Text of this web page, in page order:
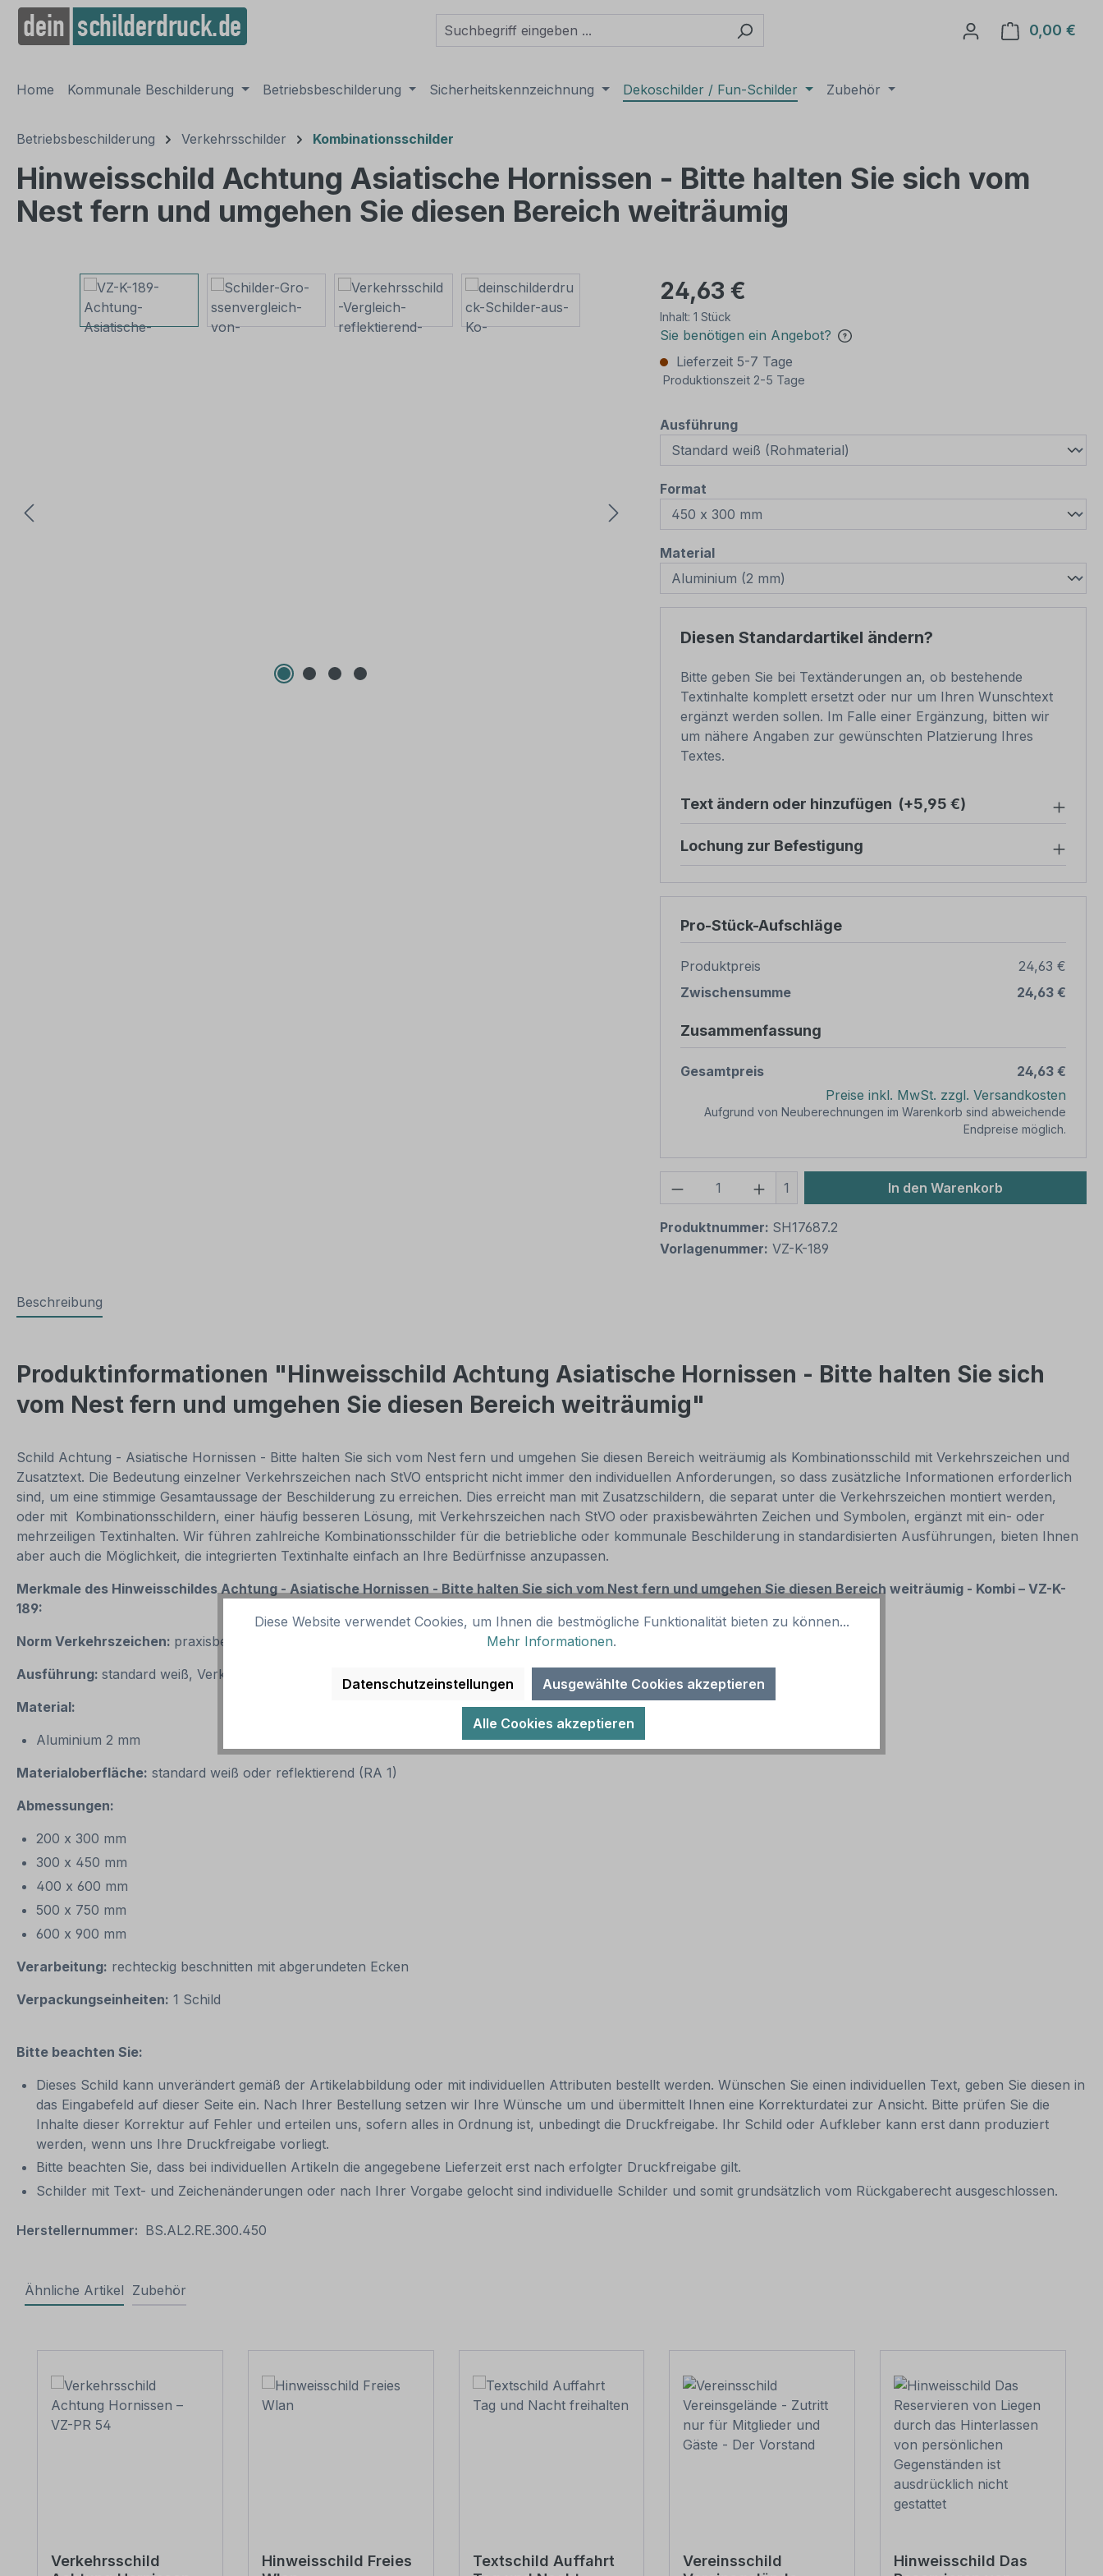
Zur Hauptnavigation springen
0,00 €
Home Kommunale Beschilderung Betriebsbeschilderung Sicherheitskennzeichnung Dekoschilder / Fun-Schilder Zubehör
Betriebsbeschilderung Verkehrsschilder Kombinationsschilder
Hinweisschild Achtung Asiatische Hornissen - Bitte halten Sie sich vom
Nest fern und umgehen Sie diesen Bereich weiträumig
Bildergalerie überspringen 24,63 €
Inhalt: 1 Stück
Sie benötigen ein Angebot?
Lieferzeit 5-7 Tage
Produktionszeit 2-5 Tage
Ausführungauswählen
Format
Materialauswählen
Diesen Standardartikel ändern?
Bitte geben Sie bei Textänderungen an, ob bestehende
Textinhalte komplett ersetzt oder nur um Ihren Wunschtext
ergänzt werden sollen. Im Falle einer Ergänzung, bitten wir
um nähere Angaben zur gewünschten Platzierung Ihres
Textes.
Text ändern oder hinzufügen (+5,95 €)
Lochung zur Befestigung
Pro-Stück-Aufschläge
Produktpreis
24,63 €
Zwischensumme
24,63 €
Zusammenfassung
Gesamtpreis
24,63 €
Preise inkl. MwSt. zzgl. Versandkosten
Aufgrund von Neuberechnungen im Warenkorb sind abweichende
Endpreise möglich.
Produkt Anzahl: Gib den gewünschten Wert
1 In den Warenkorb
Produktnummer: SH17687.2
Vorlagenummer: VZ-K-189
Beschreibung
Produktinformationen "Hinweisschild Achtung Asiatische Hornissen - Bitte halten Sie sich
vom Nest fern und umgehen Sie diesen Bereich weiträumig"
Schild Achtung - Asiatische Hornissen - Bitte halten Sie sich vom Nest fern und umgehen Sie diesen Bereich weiträumig als Kombinationsschild mit Verkehrszeichen und
Zusatztext. Die Bedeutung einzelner Verkehrszeichen nach StVO entspricht nicht immer den individuellen Anforderungen, so dass zusätzliche Informationen erforderlich
sind, um eine stimmige Gesamtaussage der Beschilderung zu erreichen. Dies erreicht man mit Zusatzschildern, die separat unter die Verkehrszeichen montiert werden,
oder mit Kombinationsschildern, einer häufig besseren Lösung, mit Verkehrszeichen nach StVO oder praxisbewährten Zeichen und Symbolen, ergänzt mit ein- oder
mehrzeiligen Textinhalten. Wir führen zahlreiche Kombinationsschilder für die betriebliche oder kommunale Beschilderung in standardisierten Ausführungen, bieten Ihnen
aber auch die Möglichkeit, die integrierten Textinhalte einfach an Ihre Bedürfnisse anzupassen.
Merkmale des Hinweisschildes Achtung - Asiatische Hornissen - Bitte halten Sie sich vom Nest fern und umgehen Sie diesen Bereich weiträumig - Kombi – VZ-K-
189:
Norm Verkehrszeichen: praxisbewährt
Ausführung: standard weiß, Verkehrszeichen, schwarzer oder farbiger Text / Rahmen. Alternative Ausführungen sind möglich
Material:
Aluminium 2 mm
Materialoberfläche: standard weiß oder reflektierend (RA 1)
Abmessungen:
200 x 300 mm
300 x 450 mm
400 x 600 mm
500 x 750 mm
600 x 900 mm
Verarbeitung: rechteckig beschnitten mit abgerundeten Ecken
Verpackungseinheiten: 1 Schild
Bitte beachten Sie:
Dieses Schild kann unverändert gemäß der Artikelabbildung oder mit individuellen Attributen bestellt werden. Wünschen Sie einen individuellen Text, geben Sie diesen in
das Eingabefeld auf dieser Seite ein. Nach Ihrer Bestellung setzen wir Ihre Wünsche um und übermittelt Ihnen eine Korrekturdatei zur Ansicht. Bitte prüfen Sie die
Inhalte dieser Korrektur auf Fehler und erteilen uns, sofern alles in Ordnung ist, unbedingt die Druckfreigabe. Ihr Schild oder Aufkleber kann erst dann produziert
werden, wenn uns Ihre Druckfreigabe vorliegt.
Bitte beachten Sie, dass bei individuellen Artikeln die angegebene Lieferzeit erst nach erfolgter Druckfreigabe gilt.
Schilder mit Text- und Zeichenänderungen oder nach Ihrer Vorgabe gelocht sind individuelle Schilder und somit grundsätzlich vom Rückgaberecht ausgeschlossen.
Herstellernummer: BS.AL2.RE.300.450
Ähnliche Artikel Zubehör
Verkehrsschild
Hinweisschild Freies
Textschild Auffahrt
Vereinsschild
Hinweisschild Das
Diese Website verwendet Cookies, um Ihnen die bestmögliche Funktionalität bieten zu können...
Mehr Informationen.
Datenschutzeinstellungen Ausgewählte Cookies akzeptieren
Alle Cookies akzeptieren